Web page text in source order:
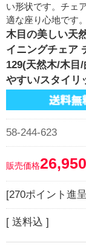
い形状です。チェ
適な座り心地です。
木目の美しい天
イニングチェア
129(天然木/木目
やすい/スタイリ
58-244-623
販売価格
[270ポイント進
[ 送料込 ]